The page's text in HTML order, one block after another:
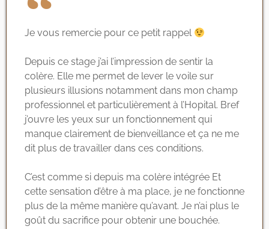
Je vous remercie pour ce petit rappel
Depuis ce stage j’ai l’impression de sentir la
colère. Elle me permet de lever le voile sur
plusieurs illusions notamment dans mon champ
professionnel et particulièrement à l’Hopital. Bref
j’ouvre les yeux sur un fonctionnement qui
manque clairement de bienveillance et ça ne me
dit plus de travailler dans ces conditions.
C’est comme si depuis ma colère intégrée Et
cette sensation d’être à ma place, je ne fonctionne
plus de la même manière qu’avant. Je n’ai plus le
goût du sacrifice pour obtenir une bouchée.